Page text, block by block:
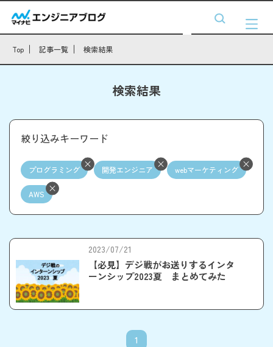
Top 記事一覧 検索結果
検索結果
絞り込みキーワード
プログラミング 開発エンジニア webマーケティング
AWS
2023/07/21
【必見】デジ戦がお送りするインタ
ーンシップ2023夏 まとめてみた
1